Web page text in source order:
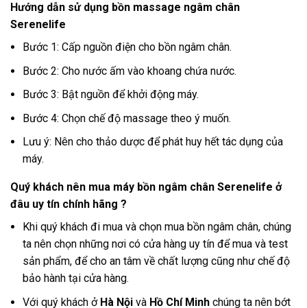
Hướng dẫn sử dụng bồn massage ngâm chân
Serenelife
Bước 1: Cấp nguồn điện cho bồn ngâm chân.
Bước 2: Cho nước ấm vào khoang chứa nước.
Bước 3: Bật nguồn để khởi động máy.
Bước 4: Chọn chế độ massage theo ý muốn.
Lưu ý: Nên cho thảo dược để phát huy hết tác dụng của
máy.
Quý khách nên mua máy bồn ngâm chân Serenelife ở
đâu uy tín chính hãng ?
Khi quý khách đi mua và chọn mua bồn ngâm chân, chúng
ta nên chọn những nơi có cửa hàng uy tín để mua và test
sản phẩm, để cho an tâm về chất lượng cũng như chế độ
bảo hành tại cửa hàng.
Với quý khách ở Hà Nội và Hồ Chí Minh chúng ta nên bớt